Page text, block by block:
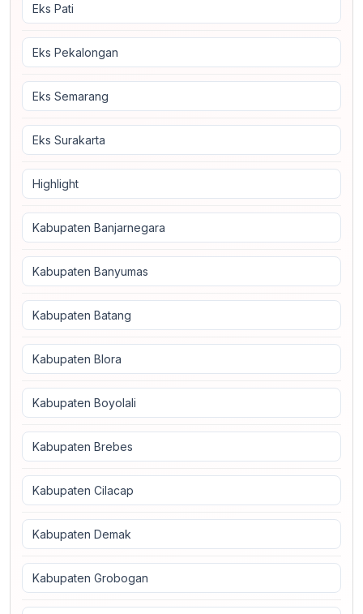
Eks Pati
Eks Pekalongan
Eks Semarang
Eks Surakarta
Highlight
Kabupaten Banjarnegara
Kabupaten Banyumas
Kabupaten Batang
Kabupaten Blora
Kabupaten Boyolali
Kabupaten Brebes
Kabupaten Cilacap
Kabupaten Demak
Kabupaten Grobogan